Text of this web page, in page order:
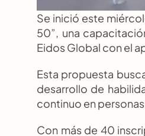
Se inició este
50”, una
Eidos Global con el
Esta propuesta
desarrollo de
continuo en
Con más de 40